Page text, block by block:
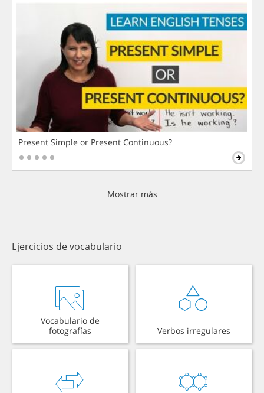
Present Simple or Present Continuous?
Mostrar más
Ejercicios de vocabulario
Vocabulario de
fotografías
Verbos irregulares